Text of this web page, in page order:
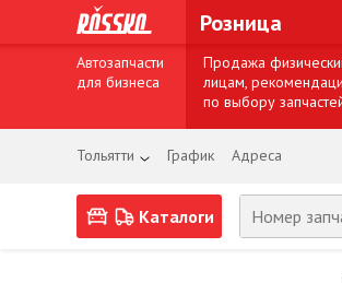
Розница
Автозапчасти
для бизнеса
Продажа
лицам,
по выбору
Тольятти График Адреса
Каталоги